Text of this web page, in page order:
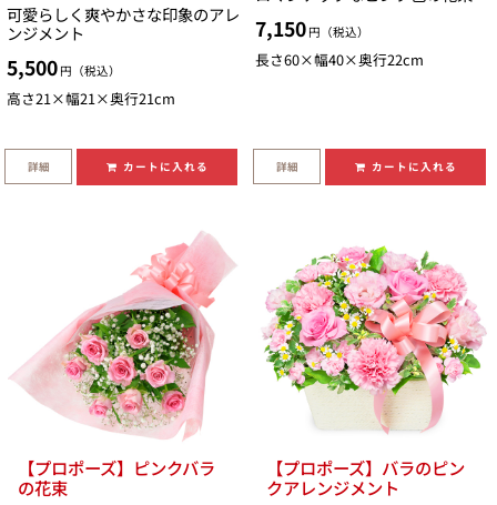
可愛らしく爽やかさな印象のアレ
ンジメント
5,500 円（税込）
高さ21×幅21×奥行21cm
詳細 カートに入れる
7,150 円（税込）
長さ60×幅40×奥行22cm
詳細 カートに入れる
【プロポーズ】ピンクバラ
の花束
【プロポーズ】バラのピン
クアレンジメント